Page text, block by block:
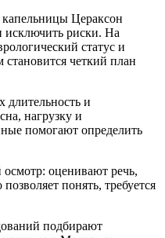
капельницы Цераксон
исключить риски. На
статус и
становится четкий план
и
нагрузку и
помогают определить
осмотр: оценивают речь,
понять, требуется
подбирают